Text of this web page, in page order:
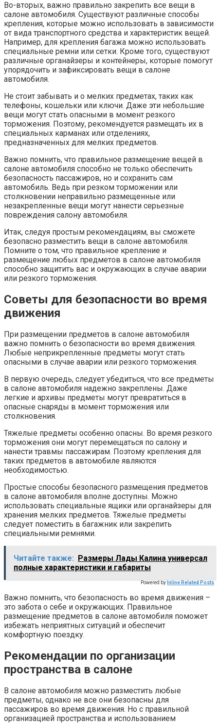
Во-вторых, важно правильно закрепить все вещи в
салоне автомобиля. Существуют различные способы
крепления, которые можно использовать в зависимости
от вида транспортного средства и характеристик вещей.
Например, для крепления багажа можно использовать
специальные ремни или сетки. Кроме того, существуют
различные органайзеры и контейнеры, которые помогут
упорядочить и зафиксировать вещи в салоне
автомобиля.
Не стоит забывать и о мелких предметах, таких как
телефоны, кошельки или ключи. Даже эти небольшие
вещи могут стать опасными в момент резкого
торможения. Поэтому, рекомендуется размещать их в
специальных карманах или отделениях,
предназначенных для мелких предметов.
Важно помнить, что правильное размещение вещей в
салоне автомобиля способно не только обеспечить
безопасность пассажиров, но и сохранить сам
автомобиль. Ведь при резком торможении или
столкновении неправильно размещенные или
незакрепленные вещи могут нанести серьезные
повреждения салону автомобиля.
Итак, следуя простым рекомендациям, вы сможете
безопасно разместить вещи в салоне автомобиля.
Помните о том, что правильное крепление и
размещение любых предметов в салоне автомобиля
способно защитить вас и окружающих в случае аварии
или резкого торможения.
Советы для безопасности во время
движения
При размещении предметов в салоне автомобиля
важно помнить о безопасности во время движения.
Любые неприкрепленные предметы могут стать
опасными в случае аварии или резкого торможения.
В первую очередь, следует убедиться, что все предметы
в салоне автомобиля надежно закреплены. Даже
легкие и apхивы предметы могут превратиться в
опасные снаряды в момент торможения или
столкновения.
Тяжелые предметы особенно опасны. Во время резкого
торможения они могут перемещаться по салону и
нанести травмы пассажирам. Поэтому крепления для
таких предметов в автомобиле являются
необходимостью.
Простые способы безопасного размещения предметов
в салоне автомобиля вполне доступны. Можно
использовать специальные ящики или органайзеры для
хранения мелких предметов. Тяжелые предметы
следует поместить в багажник или закрепить
специальными ремнями.
Читайте также:
Размеры Лады Калина универсал
полные характеристики и габариты
Powered by Inline Related Posts
Важно помнить, что безопасность во время движения –
это забота о себе и окружающих. Правильное
размещение предметов в салоне автомобиля поможет
избежать неприятных ситуаций и обеспечит
комфортную поездку.
Рекомендации по организации
пространства в салоне
В салоне автомобиля можно разместить любые
предметы, однако не все они безопасны для
пассажиров во время движения. Но с правильной
организацией пространства и использованием